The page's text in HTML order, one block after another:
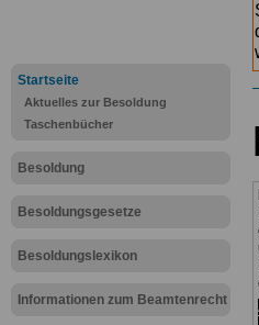
Startseite
Aktuelles zur Besoldung
Taschenbücher
Besoldung
Besoldungsgesetze
Besoldungslexikon
Informationen zum Beamtenrecht